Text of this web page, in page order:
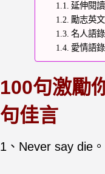
延伸閱
勵志英
名人語
愛情語
100句激勵
句佳言
1、Never say die